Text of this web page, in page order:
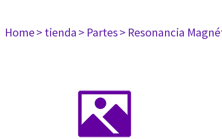
Home> tienda> Partes> Resonancia